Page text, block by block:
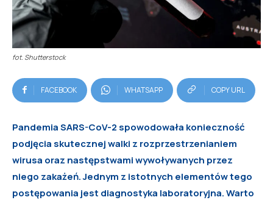
fot. Shutterstock
FACEBOOK WHATSAPP COPY URL
Pandemia SARS-CoV-2 spowodowała konieczność
podjęcia skutecznej walki z rozprzestrzenianiem
wirusa oraz następstwami wywoływanych przez
niego zakażeń. Jednym z istotnych elementów tego
postępowania jest diagnostyka laboratoryjna. Warto